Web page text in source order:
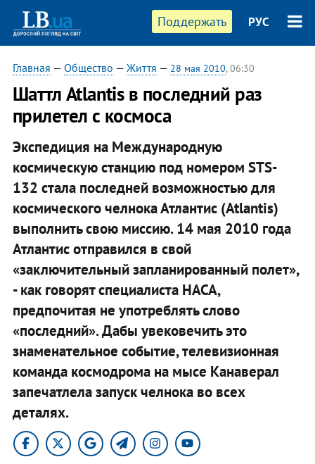
Поддержать РУС
Главная — Общество — Життя — 28 мая 2010, 06:30
Шаттл Atlantis в последний раз
прилетел с космоса
Экспедиция на Международную
космическую станцию под номером STS-
132 стала последней возможностью для
космического челнока Атлантис (Atlantis)
выполнить свою миссию. 14 мая 2010 года
Атлантис отправился в свой
«заключительный запланированный полет»,
- как говорят специалиста НАСА,
предпочитая не употреблять слово
«последний». Дабы увековечить это
знаменательное событие, телевизионная
команда космодрома на мысе Канаверал
запечатлела запуск челнока во всех
деталях.